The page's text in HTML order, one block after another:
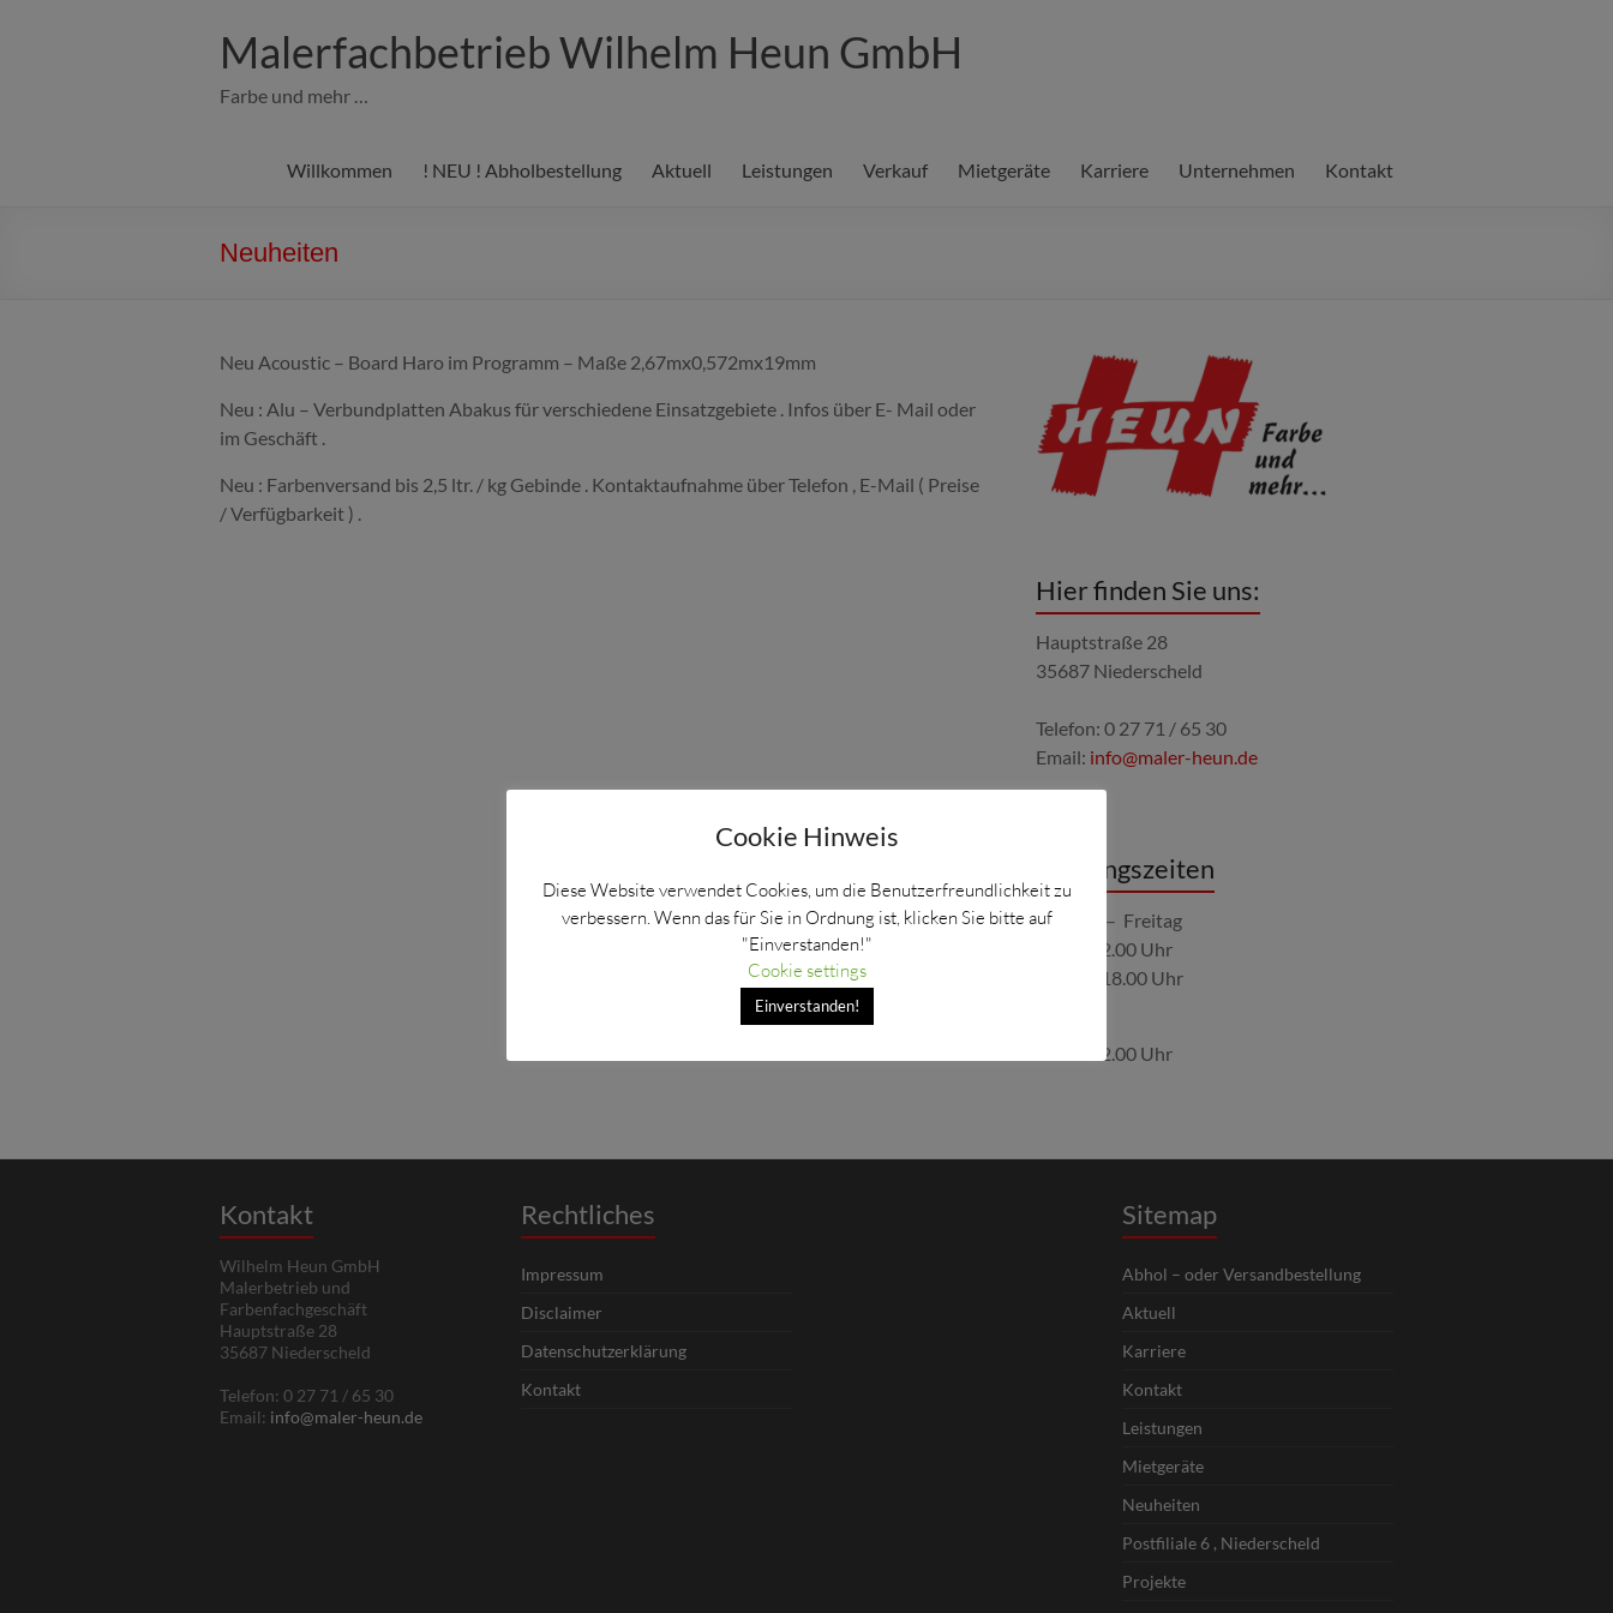
Malerfachbetrieb Wilhelm Heun GmbH
Farbe und mehr …
Willkommen ! NEU ! Abholbestellung Aktuell Leistungen Verkauf Mietgeräte Karriere Unternehmen Kontakt
Neuheiten
Neu Acoustic – Board Haro im Programm – Maße 2,67mx0,572mx19mm
Neu : Alu – Verbundplatten Abakus für verschiedene Einsatzgebiete . Infos über E- Mail oder
im Geschäft .
Neu : Farbenversand bis 2,5 ltr. / kg Gebinde . Kontaktaufnahme über Telefon , E-Mail ( Preise
/ Verfügbarkeit ) .
Hier finden Sie uns:
Hauptstraße 28
35687 Niederscheld
Telefon: 0 27 71 / 65 30
Email: info@maler-heun.de
Öffnungszeiten
Montag – Freitag
9.00 – 12.00 Uhr
14.00 – 18.00 Uhr
9.00 – 12.00 Uhr
Kontakt
Wilhelm Heun GmbH
Malerbetrieb und
Farbenfachgeschäft
Hauptstraße 28
35687 Niederscheld
Telefon: 0 27 71 / 65 30
Email: info@maler-heun.de
Rechtliches
Impressum
Disclaimer
Datenschutzerklärung
Kontakt
Sitemap
Abhol – oder Versandbestellung
Aktuell
Karriere
Kontakt
Leistungen
Mietgeräte
Neuheiten
Postfiliale 6 , Niederscheld
Projekte
Cookie Hinweis
Diese Website verwendet Cookies, um die Benutzerfreundlichkeit zu
verbessern. Wenn das für Sie in Ordnung ist, klicken Sie bitte auf
"Einverstanden!"
Cookie settings
Einverstanden!